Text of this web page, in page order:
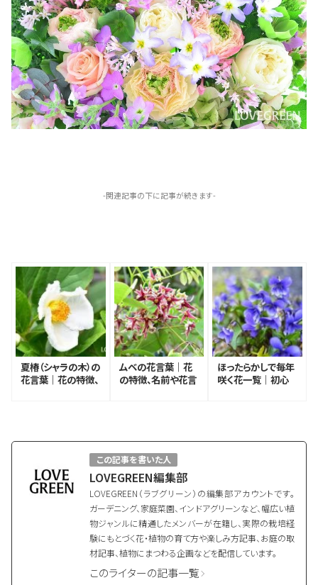
-関連記事の下に記事が続きます-
夏椿（シャラの木）の
花言葉｜花の特徴、
ムベの花言葉｜花
の特徴、名前や花言
ほったらかしで毎年
咲く花一覧｜初心
この記事を書いた人
LOVEGREEN編集部
LOVEGREEN（ラブグリーン）の編集部アカウントです。
ガーデニング、家庭菜園、インドアグリーンなど、幅広い植
物ジャンルに精通したメンバーが在籍し、実際の栽培経
験にもとづく花・植物の育て方や楽しみ方記事、お庭の取
材記事、植物にまつわる企画などを配信しています。
このライターの記事一覧